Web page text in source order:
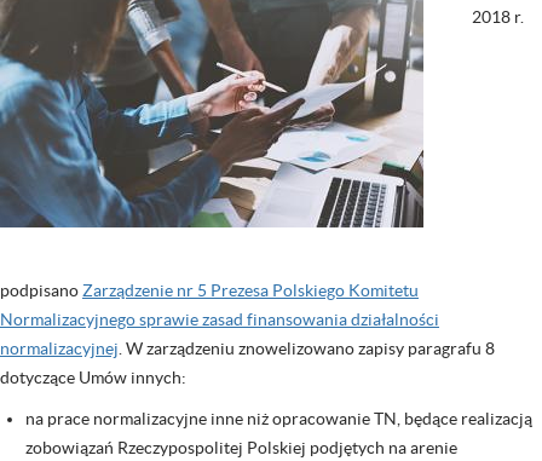
2018 r.
podpisanoZarządzenie nr 5 Prezesa Polskiego Komitetu
Normalizacyjnego sprawie zasad finansowania działalności
normalizacyjnej . W zarządzeniu znowelizowano zapisy paragrafu 8
dotyczące Umów innych:
na prace normalizacyjne inne niż opracowanie TN, będące realizacją
zobowiązań Rzeczypospolitej Polskiej podjętych na arenie